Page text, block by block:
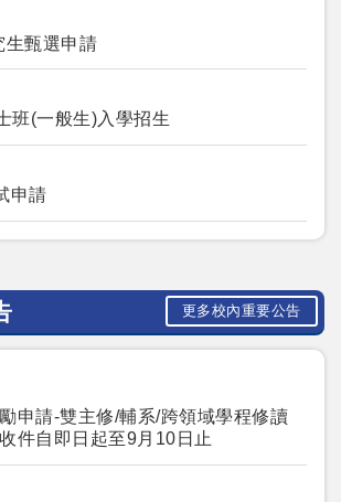
生甄選申請
班(一般生)入學招生
申請
更多校內重要公告
申請-雙主修/輔系/跨領域學程修讀
件自即日起至9月10日止​​​​​​